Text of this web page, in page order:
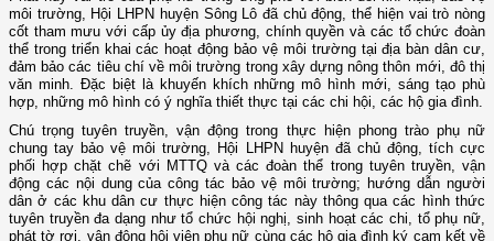
môi trường, Hội LHPN huyện Sông Lô đã chủ động, thể hiện vai trò nòng
cốt tham mưu với cấp ủy địa phương, chính quyền và các tổ chức đoàn
thể trong triển khai các hoạt động bảo vệ môi trường tại địa bàn dân cư,
đảm bảo các tiêu chí về môi trường trong xây dựng nông thôn mới, đô thị
văn minh. Đặc biệt là khuyến khích những mô hình mới, sáng tạo phù
hợp, những mô hình có ý nghĩa thiết thực tại các chi hội, các hộ gia đình.
Chú trọng tuyên truyền, vận động trong thực hiện phong trào phụ nữ
chung tay bảo vệ môi trường, Hội LHPN huyện đã chủ động, tích cực
phối hợp chặt chẽ với MTTQ và các đoàn thể trong tuyên truyền, vận
động các nội dung của công tác bảo vệ môi trường; hướng dẫn người
dân ở các khu dân cư thực hiện công tác này thông qua các hình thức
tuyên truyền đa dạng như tổ chức hội nghị, sinh hoạt các chi, tổ phụ nữ,
phát tờ rơi, vận động hội viên phụ nữ cùng các hộ gia đình ký cam kết về